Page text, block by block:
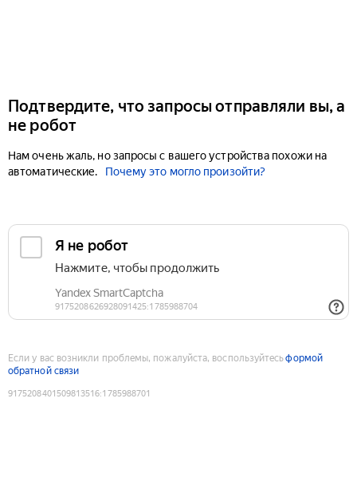
Подтвердите, что запросы отправляли вы, а
не робот
Нам очень жаль, но запросы с вашего устройства похожи на
автоматические.
Почему это могло произойти?
Если у вас возникли проблемы, пожалуйста, воспользуйтесьформой
обратной связи
9175208401509813516:1785988701